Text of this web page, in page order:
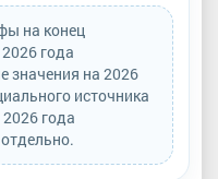
на конец
года
значения на 2026
источника
года